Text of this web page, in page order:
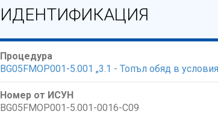
ИДЕНТИФИКАЦИЯ
Процедура
BG05FMOP001-5.001 „3.1 - Топъл обяд в
Номер от ИСУН
BG05FMOP001-5.001-0016-C09